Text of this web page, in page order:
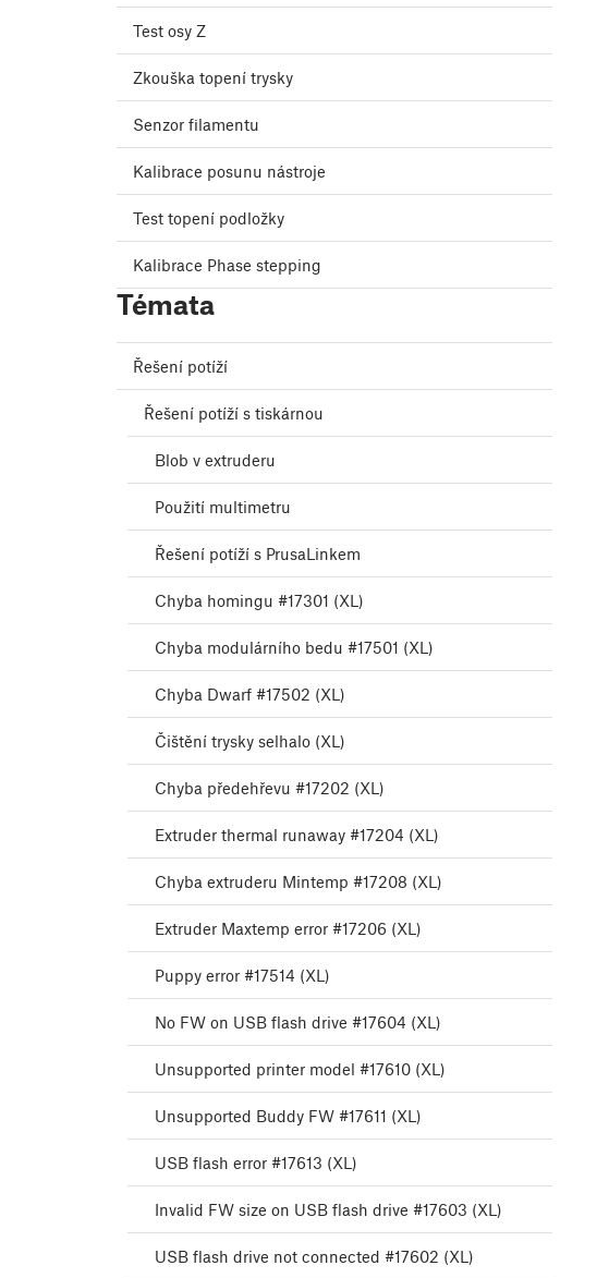
Test osy Z
Zkouška topení trysky
Senzor filamentu
Kalibrace posunu nástroje
Test topení podložky
Kalibrace Phase stepping
Témata
Řešení potíží
Řešení potíží s tiskárnou
Blob v extruderu
Použití multimetru
Řešení potíží s PrusaLinkem
Chyba homingu #17301 (XL)
Chyba modulárního bedu #17501 (XL)
Chyba Dwarf #17502 (XL)
Čištění trysky selhalo (XL)
Chyba předehřevu #17202 (XL)
Extruder thermal runaway #17204 (XL)
Chyba extruderu Mintemp #17208 (XL)
Extruder Maxtemp error #17206 (XL)
Puppy error #17514 (XL)
No FW on USB flash drive #17604 (XL)
Unsupported printer model #17610 (XL)
Unsupported Buddy FW #17611 (XL)
USB flash error #17613 (XL)
Invalid FW size on USB flash drive #17603 (XL)
USB flash drive not connected #17602 (XL)